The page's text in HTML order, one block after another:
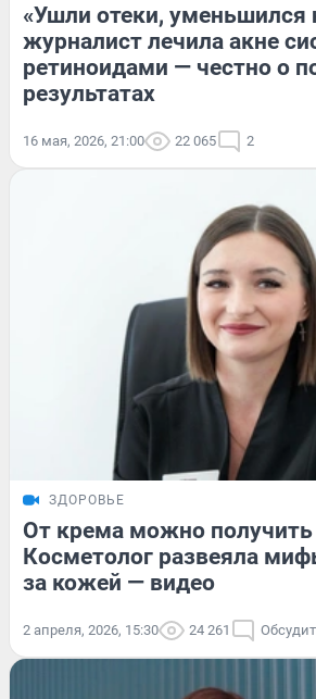
«Ушли отеки, уменьшился
журналист лечила акне
ретиноидами — честно о
результатах
16 мая, 2026, 21:00 22 065 2
ЗДОРОВЬЕ
От крема можно
Косметолог развеяла
за кожей — видео
2 апреля, 2026, 15:30 24 261